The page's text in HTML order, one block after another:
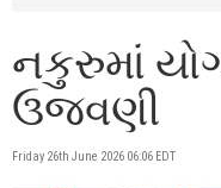
નકુરુમાં
ઉજવણી
Friday 26th June 2026 06:06 EDT